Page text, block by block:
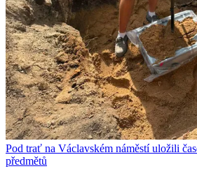
Pod trať na Václavském náměstí uložili
předmětů